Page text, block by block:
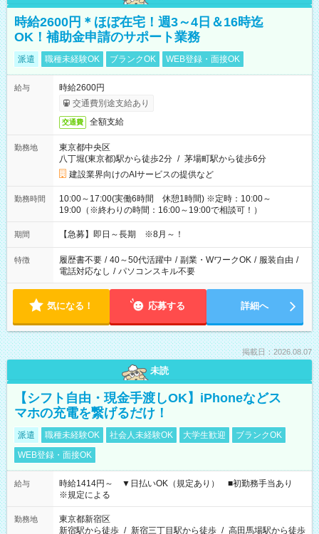
時給2600円＊ほぼ在宅！週3～4日＆16時迄
OK！補助金申請のサポート業務
派遣 職種未経験OK ブランクOK WEB登録・面接OK
給与
時給2600円
交通費別途支給あり
交通費 全額支給
勤務地
東京都中央区
八丁堀(東京都)駅から徒歩2分 / 茅場町駅から徒歩6分
建設業界向けのAIサービスの提供など
勤務時間
10:00～17:00(実働6時間 休憩1時間) ※定時：10:00～
19:00（※終わりの時間：16:00～19:00で相談可！）
期間 【急募】即日～長期 ※8月～！
特徴 履歴書不要 / 40～50代活躍中 / 副業・WワークOK / 服装自由 /
電話対応なし / パソコンスキル不要
気になる！ 応募する 詳細へ
掲載日：2026.08.07
未読
【シフト自由・現金手渡しOK】iPhoneなどス
マホの充電を繋げるだけ！
派遣 職種未経験OK 社会人未経験OK 大学生歓迎
ブランクOK
WEB登録・面接OK
給与
時給1414円～ ▼日払いOK（規定あり） ■初勤務手当あり
※規定による
勤務地
東京都新宿区
新宿駅から徒歩 / 新宿三丁目駅から徒歩 / 高田馬場駅から徒歩